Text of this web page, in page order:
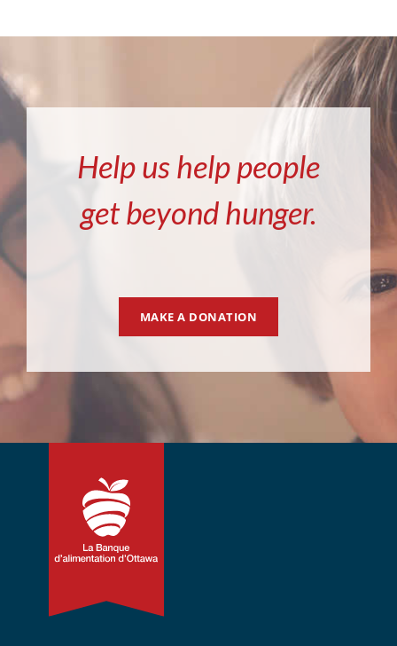
Help us help people
get beyond hunger.
MAKE A DONATION